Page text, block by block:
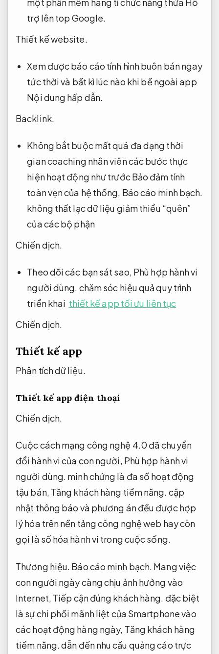
trợ lên top Google.
Thiết kế website.
Xem được báo cáo tính hình buôn bán ngay
tức thời và bất kì lúc nào khi bề ngoài app
Nội dung hấp dẫn.
Backlink.
Không bắt buộc mất quá đa dạng thời
gian coaching nhân viên các bước thực
hiện hoạt động như trước Bảo đảm tính
toàn vẹn của hệ thống, Báo cáo minh bạch.
không thất lạc dữ liệu giảm thiểu “quên”
của các bộ phận
Chiến dịch.
Theo dõi các bạn sát sao, Phù hợp hành vi
người dùng. chăm sóc hiệu quả quy trình
triển khai thiết kế app tối ưu liên tục
Chiến dịch.
Thiết kế app
Phân tích dữ liệu.
Thiết kế app điện thoại
Chiến dịch.
Cuộc cách mạng công nghệ 4.0 đã chuyển
đổi hành vi của con người, Phù hợp hành vi
người dùng. minh chứng là đa số hoạt động
tậu bán, Tăng khách hàng tiềm năng. cập
nhật thông báo và phương án đều được hợp
lý hóa trên nền tảng công nghệ web hay còn
gọi là số hóa hành vi trong cuộc sống.
Thương hiệu. Báo cáo minh bạch. Mang việc
con người ngày càng chịu ảnh hưởng vào
Internet, Tiếp cận đúng khách hàng. đặc biệt
là sự chi phối mãnh liệt của Smartphone vào
các hoạt động hàng ngày, Tăng khách hàng
tiềm năng. dẫn đến nhu cầu quảng cáo trực